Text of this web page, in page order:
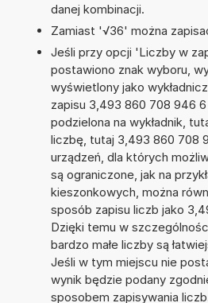
danej kombinacji.
Zamiast '√36' można
Jeśli przy opcji 'Liczby w
postawiono znak wyboru,
wyświetlony jako
zapisu 3,493 860 708 946 6
podzielona na wykładnik,
liczbę, tutaj 3,493 860 708
urządzeń, dla których
są ograniczone, jak na
kieszonkowych, można
sposób zapisu liczb jako
Dzięki temu w
bardzo małe liczby są
Jeśli w tym miejscu nie
wynik będzie podany
sposobem zapisywania